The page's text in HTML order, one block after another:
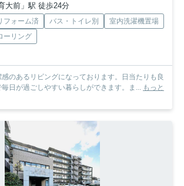
大前」駅 徒歩24分
フォーム済 バス・トイレ別
室内洗濯機置場
ーリング
のあるリビングになっております。日当たりも良
毎日が過ごしやすい暮らしができます。ま... もっと